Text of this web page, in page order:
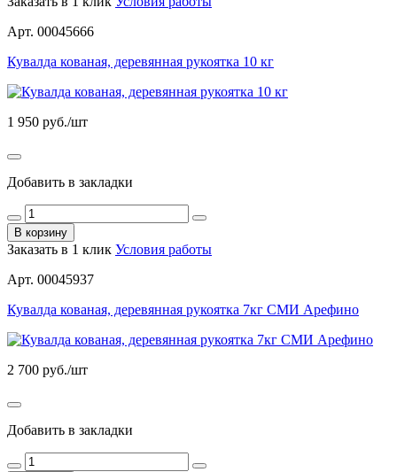
Арт. 00045666
Кувалда кованая, деревянная рукоятка 10 кг
1 950 руб./шт
Добавить в закладки
В корзину
Заказать в 1 клик Условия работы
Арт. 00045937
Кувалда кованая, деревянная рукоятка 7кг СМИ Арефино
2 700 руб./шт
Добавить в закладки